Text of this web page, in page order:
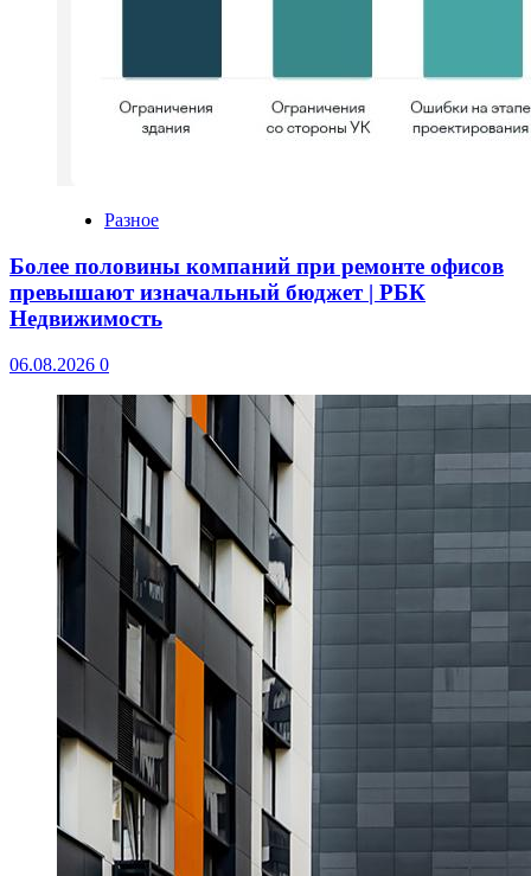
Разное
Более половины компаний при ремонте офисов
превышают изначальный бюджет | РБК
Недвижимость
06.08.2026 0